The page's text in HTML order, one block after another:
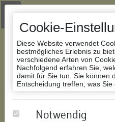
Cookie-
Diese Website verwendet
bestmögliches Erlebnis zu
verschiedene Arten von
Nachfolgend erfahren Sie,
damit für Sie tun. Sie können
Entscheidung treffen, was Sie
Notwendig
Zur Navigation springen
Zum Inhalt der Website springen
Datenbank